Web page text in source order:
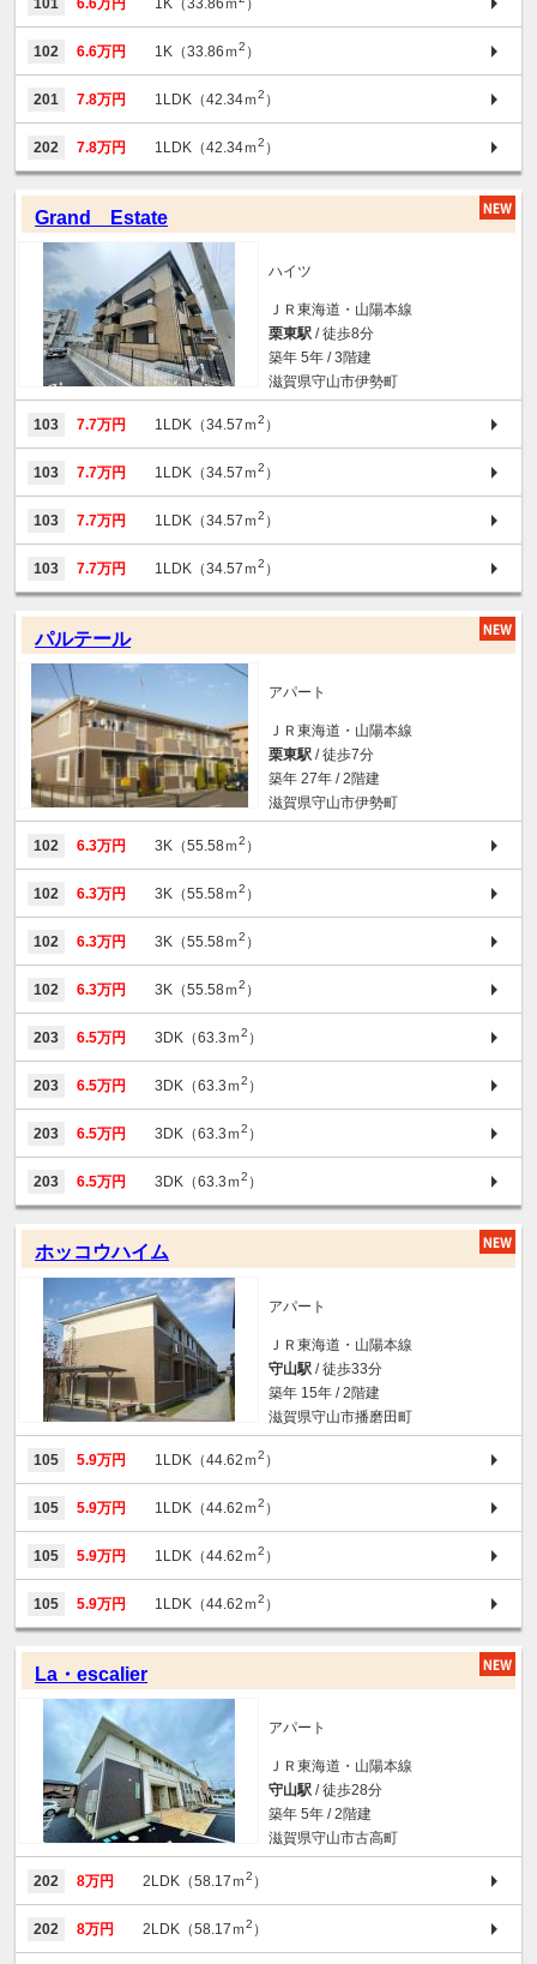
102 6.6万円 1K（33.86ｍ2 ）
201 7.8万円 1LDK（42.34ｍ2 ）
202 7.8万円 1LDK（42.34ｍ2 ）
Grand Estate
ハイツ
ＪＲ東海道・山陽本線
栗東駅 / 徒歩8分
築年 5年 / 3階建
滋賀県守山市伊勢町
103 7.7万円 1LDK（34.57ｍ2 ）
103 7.7万円 1LDK（34.57ｍ2 ）
103 7.7万円 1LDK（34.57ｍ2 ）
103 7.7万円 1LDK（34.57ｍ2 ）
パルテール
アパート
ＪＲ東海道・山陽本線
栗東駅 / 徒歩7分
築年 27年 / 2階建
滋賀県守山市伊勢町
102 6.3万円 3K（55.58ｍ2 ）
102 6.3万円 3K（55.58ｍ2 ）
102 6.3万円 3K（55.58ｍ2 ）
102 6.3万円 3K（55.58ｍ2 ）
203 6.5万円 3DK（63.3ｍ2 ）
203 6.5万円 3DK（63.3ｍ2 ）
203 6.5万円 3DK（63.3ｍ2 ）
203 6.5万円 3DK（63.3ｍ2 ）
ホッコウハイム
アパート
ＪＲ東海道・山陽本線
守山駅 / 徒歩33分
築年 15年 / 2階建
滋賀県守山市播磨田町
105 5.9万円 1LDK（44.62ｍ2 ）
105 5.9万円 1LDK（44.62ｍ2 ）
105 5.9万円 1LDK（44.62ｍ2 ）
105 5.9万円 1LDK（44.62ｍ2 ）
La・escalier
アパート
ＪＲ東海道・山陽本線
守山駅 / 徒歩28分
築年 5年 / 2階建
滋賀県守山市古高町
202 8万円 2LDK（58.17ｍ2 ）
202 8万円 2LDK（58.17ｍ2 ）